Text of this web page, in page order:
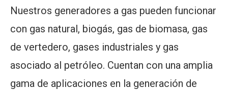
Nuestros generadores a gas pueden funcionar
con gas natural, biogás, gas de biomasa, gas
de vertedero, gases industriales y gas
asociado al petróleo. Cuentan con una amplia
gama de aplicaciones en la generación de